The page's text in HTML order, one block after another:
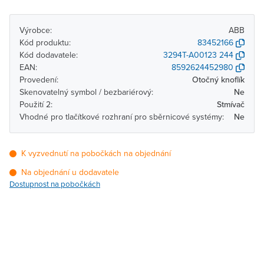
Výrobce:
ABB
Kód produktu:
83452166
Kód dodavatele:
3294T-A00123 244
EAN:
8592624452980
Provedení:
Otočný knoflík
Skenovatelný symbol / bezbariérový:
Ne
Použití 2:
Stmívač
Vhodné pro tlačítkové rozhraní pro sběrnicové systémy:
Ne
K vyzvednutí na pobočkách na objednání
Na objednání u dodavatele
Dostupnost na pobočkách